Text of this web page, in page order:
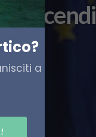
e incendi
a